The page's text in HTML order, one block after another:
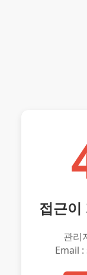
접근이
관리
Email